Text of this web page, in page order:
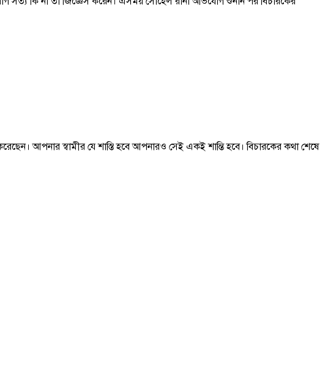
আপনার স্বামীর যে শাস্তি হবে আপনারও সেই একই শান্তি হবে। বিচারকের কথা শেষে